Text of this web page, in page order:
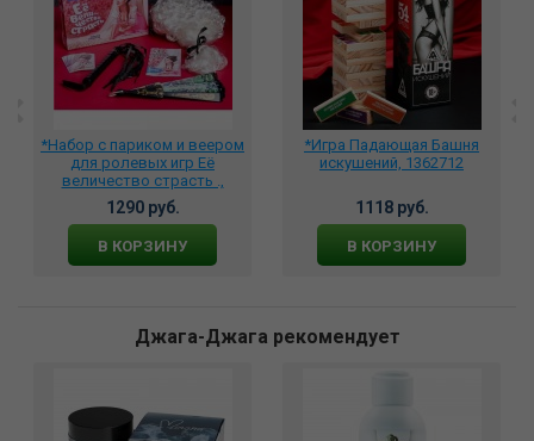
*Набор с париком и веером
для ролевых игр Её
величество страсть .,
1012992
1290 руб.
В КОРЗИНУ
*Игра Падающая Башня
искушений, 1362712
1118 руб.
В КОРЗИНУ
Джага-Джага рекомендует